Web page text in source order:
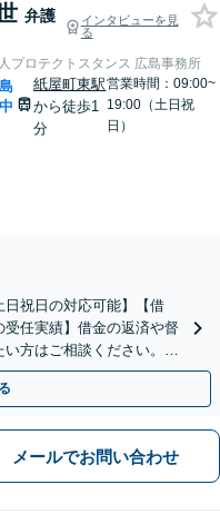
弁護
インタビューを見
る
プロテクトスタンス 広島事務所
紙屋町東駅
から徒歩1
分
営業時間：09:00~
19:00（土日祝
日）
日祝日の対応可能】【借
任実績】借金の返済や督
方はご相談ください。ベ
メールでお問い合わせ